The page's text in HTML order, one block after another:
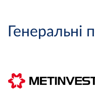
Генеральні